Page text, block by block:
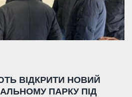
ВІДКРИТИ НОВИЙ
ПАРКУ ПІД